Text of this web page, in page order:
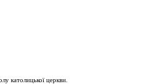
католицької церкви.